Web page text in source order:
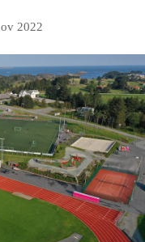
2022